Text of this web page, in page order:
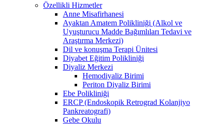
Özellikli Hizmetler
Anne Misafirhanesi
Ayaktan Amatem Polikliniği (Alkol ve
Uyuşturucu Madde Bağımlıları Tedavi ve
Araştırma Merkezi)
Dil ve konuşma Terapi Ünitesi
Diyabet Eğitim Polikliniği
Diyaliz Merkezi
Hemodiyaliz Birimi
Periton Diyaliz Birimi
Ebe Polikliniği
ERCP (Endoskopik Retrograd Kolanjiyo
Pankreatografi)
Gebe Okulu